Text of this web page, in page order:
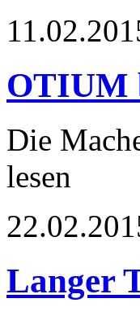
OTIUM
Die
lesen
Langer